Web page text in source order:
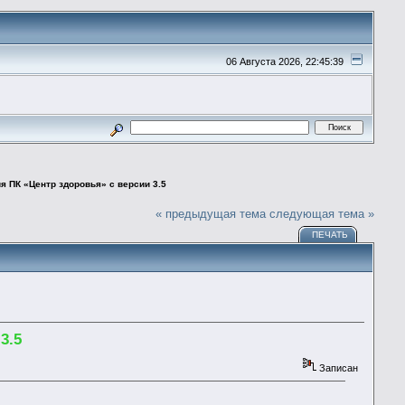
06 Августа 2026, 22:45:39
ПК «Центр здоровья» с версии 3.5
« предыдущая тема следующая тема »
ПЕЧАТЬ
Записан